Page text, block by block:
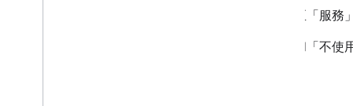
為求清楚明確，您可以繼續連結至「服
以下範例說明「使用任何地圖」和「不